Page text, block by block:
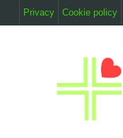
Privacy Cookie policy